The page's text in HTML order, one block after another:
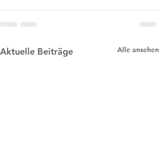
Aktuelle Beiträge Alle ansehen